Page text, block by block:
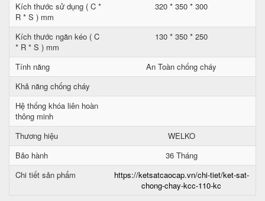
Kích thước sử dụng ( C *
R * S ) mm
320 * 350 * 300
Kích thước ngăn kéo ( C
* R * S ) mm
130 * 350 * 250
Tính năng
An Toàn chống cháy
Khả năng chống cháy
Hệ thống khóa liên hoàn
thông minh
Thương hiệu
WELKO
Bảo hành
36 Tháng
Chi tiết sản phẩm
https://ketsatcaocap.vn/chi-tiet/ket-sat-
chong-chay-kcc-110-kc